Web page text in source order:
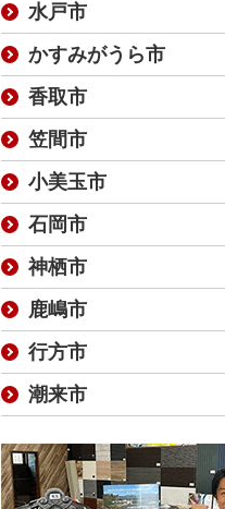
水戸市
かすみがうら市
香取市
笠間市
小美玉市
石岡市
神栖市
鹿嶋市
行方市
潮来市